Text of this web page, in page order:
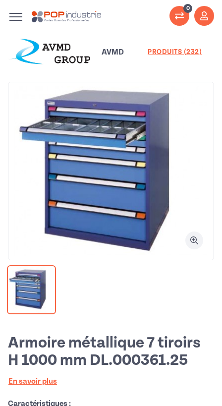
0
AVMD PRODUITS (232)
Armoire métallique 7 tiroirs
H 1000 mm DL.000361.25
En savoir plus
Caractéristiques :